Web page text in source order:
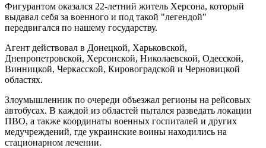
Фигурантом оказался 22-летний житель Херсона, который
выдавал себя за военного и под такой "легендой"
передвигался по нашему государству.
Агент действовал в Донецкой, Харьковской,
Днепропетровской, Херсонской, Николаевской, Одесской,
Винницкой, Черкасской, Кировоградской и Черновицкой
областях.
Злоумышленник по очереди объезжал регионы на рейсовых
автобусах. В каждой из областей пытался разведать локации
ПВО, а также координаты военных госпиталей и других
медучреждений, где украинские воины находились на
стационарном лечении.